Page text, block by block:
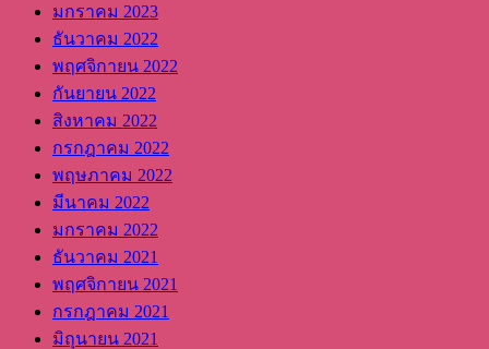
มกราคม 2023
ธันวาคม 2022
พฤศจิกายน 2022
กันยายน 2022
สิงหาคม 2022
กรกฎาคม 2022
พฤษภาคม 2022
มีนาคม 2022
มกราคม 2022
ธันวาคม 2021
พฤศจิกายน 2021
กรกฎาคม 2021
มิถุนายน 2021